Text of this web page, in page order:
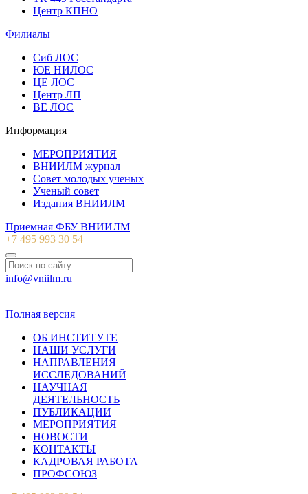
Центр КПНО
Филиалы
Сиб ЛОС
ЮЕ НИЛОС
ЦЕ ЛОС
Центр ЛП
ВЕ ЛОС
Информация
МЕРОПРИЯТИЯ
ВНИИЛМ журнал
Совет молодых ученых
Ученый совет
Издания ВНИИЛМ
Приемная ФБУ ВНИИЛМ
+7 495 993 30 54
info@vniilm.ru
Полная версия
ОБ ИНСТИТУТЕ
НАШИ УСЛУГИ
НАПРАВЛЕНИЯ
ИССЛЕДОВАНИЙ
НАУЧНАЯ
ДЕЯТЕЛЬНОСТЬ
ПУБЛИКАЦИИ
МЕРОПРИЯТИЯ
НОВОСТИ
КОНТАКТЫ
КАДРОВАЯ РАБОТА
ПРОФСОЮЗ